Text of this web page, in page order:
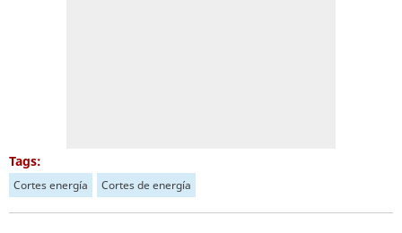
Tags:
Cortes energía Cortes de energía